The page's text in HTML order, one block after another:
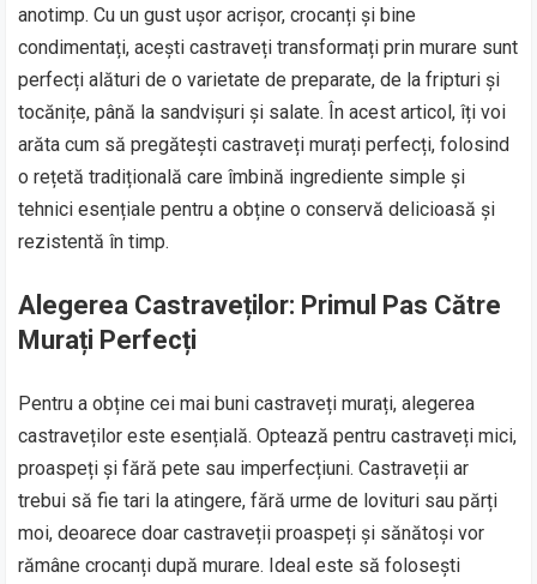
anotimp. Cu un gust ușor acrișor, crocanți și bine
condimentați, acești castraveți transformați prin murare sunt
perfecți alături de o varietate de preparate, de la fripturi și
tocănițe, până la sandvișuri și salate. În acest articol, îți voi
arăta cum să pregătești castraveți murați perfecți, folosind
o rețetă tradițională care îmbină ingrediente simple și
tehnici esențiale pentru a obține o conservă delicioasă și
rezistentă în timp.
Alegerea Castraveților: Primul Pas Către
Murați Perfecți
Pentru a obține cei mai buni castraveți murați, alegerea
castraveților este esențială. Optează pentru castraveți mici,
proaspeți și fără pete sau imperfecțiuni. Castraveții ar
trebui să fie tari la atingere, fără urme de lovituri sau părți
moi, deoarece doar castraveții proaspeți și sănătoși vor
rămâne crocanți după murare. Ideal este să folosești